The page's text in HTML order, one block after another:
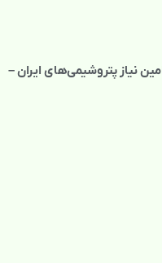
تامین نیاز پتروشیمی‌های ایران –